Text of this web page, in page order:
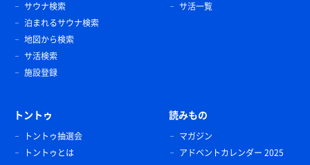
サウナ検索
泊まれるサウナ検索
地図から検索
サ活検索
施設登録
サ活一覧
トントゥ
トントゥ抽選会
トントゥとは
読みもの
マガジン
アドベントカレンダー 2025